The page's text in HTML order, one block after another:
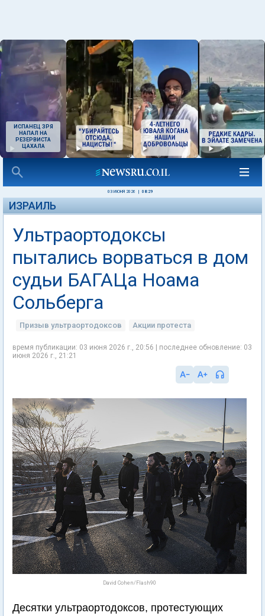
ИСПАНЕЦ ЗРЯ
НАПАЛ НА
РЕЗЕРВИСТА
ЦАХАЛА
03 ИЮНЯ 2026 08:29
ИЗРАИЛЬ
Ультраортодоксы
пытались ворваться в дом
судьи БАГАЦа Ноама
Сольберга
Призыв ультраортодоксов Акции протеста
время публикации: 03 июня 2026 г., 20:56 | последнее обновление: 03
июня 2026 г., 21:21
David Cohen/Flash90
Десятки ультраортодоксов, протестующих